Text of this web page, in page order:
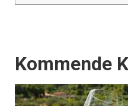
Events
Kommende